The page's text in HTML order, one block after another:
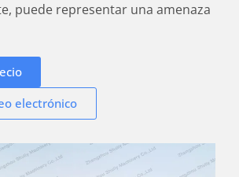
puede representar una amenaza
electrónico